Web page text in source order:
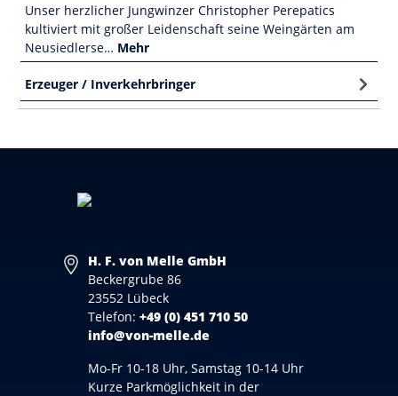
Unser herzlicher Jungwinzer Christopher Perepatics
kultiviert mit großer Leidenschaft seine Weingärten am
Neusiedlerse… Mehr
Erzeuger / Inverkehrbringer
H. F. von Melle GmbH
Beckergrube 86
23552 Lübeck
Telefon: +49 (0) 451 710 50
info@von-melle.de
Mo-Fr 10-18 Uhr, Samstag 10-14 Uhr
Kurze Parkmöglichkeit in der